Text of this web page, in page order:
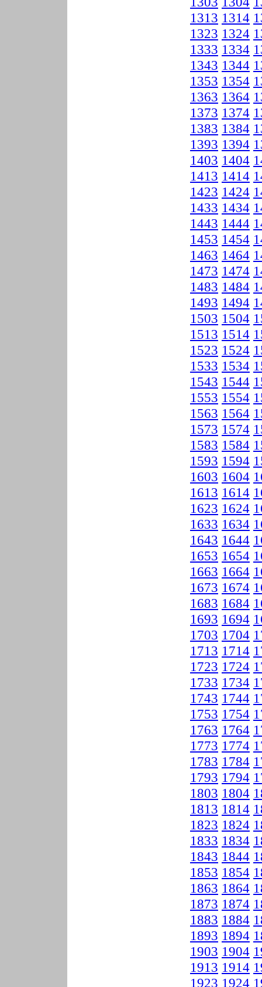
1313 1314
1323 1324
1333 1334
1343 1344
1353 1354
1363 1364
1373 1374
1383 1384
1393 1394
1403 1404
1413 1414
1423 1424
1433 1434
1443 1444
1453 1454
1463 1464
1473 1474
1483 1484
1493 1494
1503 1504
1513 1514
1523 1524
1533 1534
1543 1544
1553 1554
1563 1564
1573 1574
1583 1584
1593 1594
1603 1604
1613 1614
1623 1624
1633 1634
1643 1644
1653 1654
1663 1664
1673 1674
1683 1684
1693 1694
1703 1704
1713 1714
1723 1724
1733 1734
1743 1744
1753 1754
1763 1764
1773 1774
1783 1784
1793 1794
1803 1804
1813 1814
1823 1824
1833 1834
1843 1844
1853 1854
1863 1864
1873 1874
1883 1884
1893 1894
1903 1904
1913 1914
1923 1924